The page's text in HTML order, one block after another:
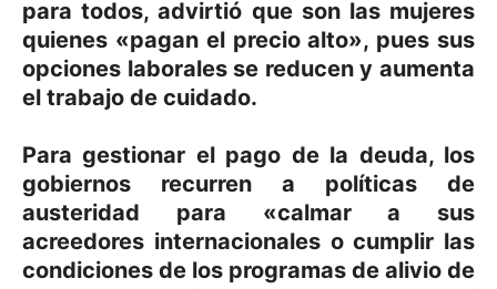
para todos, advirtió que son las mujeres
quienes «pagan el precio alto», pues sus
opciones laborales se reducen y aumenta
el trabajo de cuidado.
Para gestionar el pago de la deuda, los
gobiernos recurren a políticas de
austeridad para «calmar a sus
acreedores internacionales o cumplir las
condiciones de los programas de alivio de